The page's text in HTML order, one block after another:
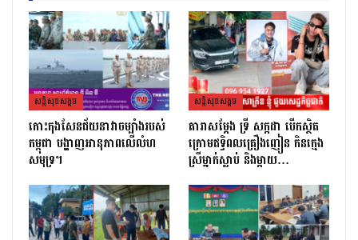
សន្តិសុខសង្គម
កោះកុងសែនជ័យនាវាចម្បាំងរបស់
កម្ពុជា បង្ហាញអានុភាពលើលំហ
សមុទ្រ។
សន្តិសុខសង្គម
តារាសម្ដែង ទ្រី សក្កដា បើកស្ថិត
ក្រោមឥទ្ធិពលគ្រឿងញៀន កិនក្មេង
ស្រីម្នាក់ស្លាប់ និងម្ដាយ…